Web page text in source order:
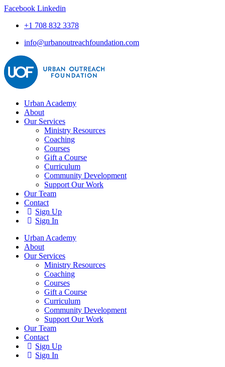
Facebook Linkedin
+1 708 832 3378
info@urbanoutreachfoundation.com
Urban Academy
About
Our Services
Ministry Resources
Coaching
Courses
Gift a Course
Curriculum
Community Development
Support Our Work
Our Team
Contact
Sign Up
Sign In
Urban Academy
About
Our Services
Ministry Resources
Coaching
Courses
Gift a Course
Curriculum
Community Development
Support Our Work
Our Team
Contact
Sign Up
Sign In